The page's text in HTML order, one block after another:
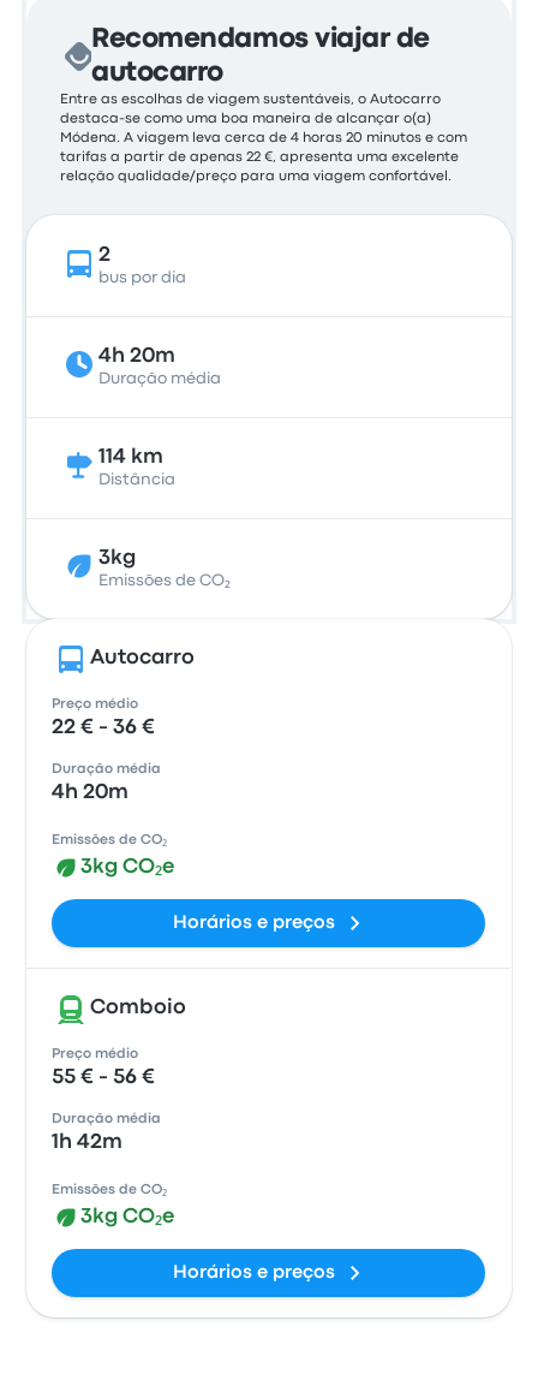
Recomendamos viajar de
autocarro
Entre as escolhas de viagem sustentáveis, o Autocarro
destaca-se como uma boa maneira de alcançar o(a)
Módena. A viagem leva cerca de 4 horas 20 minutos e com
tarifas a partir de apenas 22 €, apresenta uma excelente
relação qualidade/preço para uma viagem confortável.
2
bus por dia
4h 20m
Duração média
114 km
Distância
3kg
Emissões de CO₂
Autocarro
Preço médio
22 € - 36 €
Duração média
4h 20m
Emissões de CO₂
3kg CO₂e
Horários e preços
Comboio
Preço médio
55 € - 56 €
Duração média
1h 42m
Emissões de CO₂
3kg CO₂e
Horários e preços